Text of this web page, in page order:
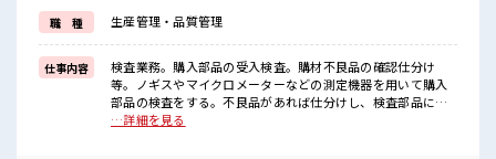
しっかり働く環境が整っています！
イチからスキルUP・ステップUP目指していきましょう！
≪様々なお仕事をご提案≫
一人で悩まず気軽に相談できる、
派遣のお仕事です！
■職場の雰囲気
職 種 生産管理・品質管理
仕事内容
検査業務。購入部品の受入検査。購材不良品の確認仕分け
等。ノギスやマイクロメーターなどの測定機器を用いて購入
部品の検査をする。不良品があれば仕分けし、検査部品につ
いてパソコンで測定結果を記録する。 ■お仕事PR ≪時間にメ
…詳細を見る